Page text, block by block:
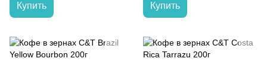
Купить Купить